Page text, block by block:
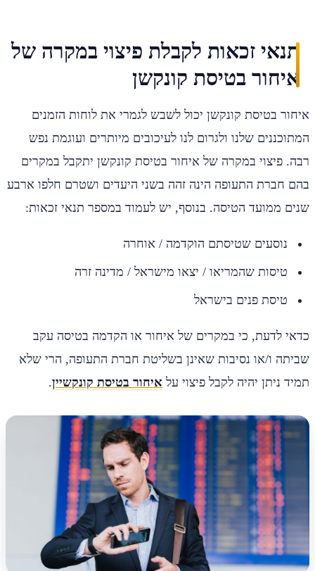
תנאי זכאות לקבלת פיצוי במקרה של
איחור בטיסת קונקשן
איחור בטיסת קונקשן יכול לשבש לגמרי את לוחות הזמנים
המתוכננים שלנו ולגרום לנו לעיכובים מיותרים ועוגמת נפש
רבה. פיצוי במקרה של איחור בטיסת קונקשן יתקבל במקרים
בהם חברת התעופה הינה זהה בשני היעדים ושטרם חלפו ארבע
שנים ממועד הטיסה. בנוסף, יש לעמוד במספר תנאי זכאות:
נוסעים שטיסתם הוקדמה / אוחרה
טיסות שהמריאו / יצאו מישראל / מדינה זרה
טיסת פנים בישראל
כדאי לדעת, כי במקרים של איחור או הקדמה בטיסה עקב
שביתה ו/או נסיבות שאינן בשליטת חברת התעופה, הרי שלא
תמיד ניתן יהיה לקבל פיצוי על איחור בטיסת קונקשיין.